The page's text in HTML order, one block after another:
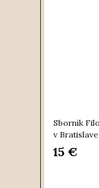
Sborník
v
15 €